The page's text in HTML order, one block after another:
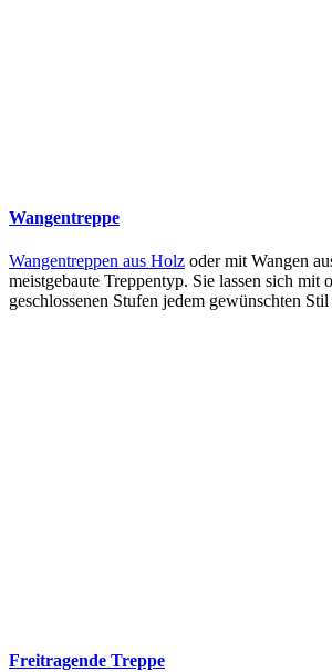
Wangentreppe
Wangentreppen aus Holz oder mit Wangen
meistgebaute Treppentyp. Sie lassen sich mit
geschlossenen Stufen jedem gewünschten Stil
Freitragende Treppe